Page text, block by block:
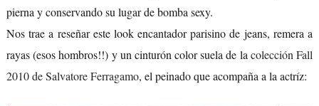
pierna y conservando su lugar de bomba sexy.
Nos trae a reseñar este look encantador parisino de jeans, remera a
rayas (esos hombros!!) y un cinturón color suela de lacolección Fall
2010 de Salvatore Ferragamo, el peinado que acompaña a la actríz: